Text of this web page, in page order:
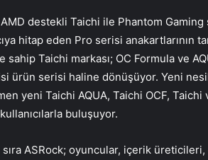
destekli Taichi ile Phantom
hitap eden Pro serisi anakartlarının
sahip Taichi markası; OC Formula ve
ürün serisi haline dönüşüyor. Yeni
yeni Taichi AQUA, Taichi OCF,
buluşuyor.
sıra ASRock; oyuncular, içerik